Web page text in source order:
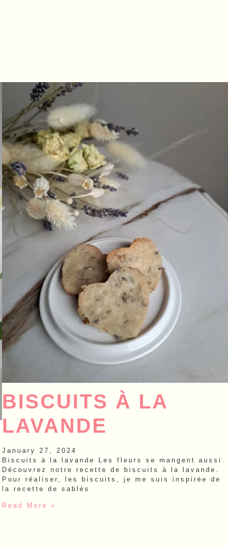
BISCUITS À LA
LAVANDE
January 27, 2024
Biscuits à la lavande Les fleurs se mangent aussi.
Découvrez notre recette de biscuits à la lavande.
Pour réaliser, les biscuits, je me suis inspirée de
la recette de sablés
Read More »